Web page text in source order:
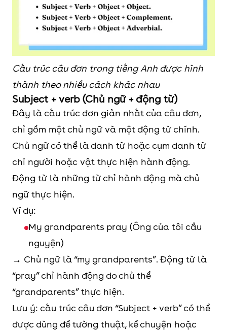
Cấu trúc câu đơn trong tiếng Anh được hình
thành theo nhiều cách khác nhau
Subject + verb (Chủ ngữ + động từ)
Đây là cấu trúc đơn giản nhất của câu đơn,
chỉ gồm một chủ ngữ và một động từ chính.
Chủ ngữ có thể là danh từ hoặc cụm danh từ
chỉ người hoặc vật thực hiện hành động.
Động từ là những từ chỉ hành động mà chủ
ngữ thực hiện.
Ví dụ:
My grandparents pray (Ông của tôi cầu
nguyện)
→ Chủ ngữ là “my grandparents”. Động từ là
“pray” chỉ hành động do chủ thể
“grandparents” thực hiện.
Lưu ý: cấu trúc câu đơn “Subject + verb” có thể
được dùng để tường thuật, kể chuyện hoặc